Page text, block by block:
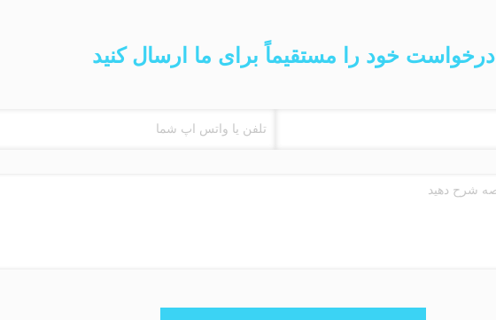
درخواست خود را مستقیماً برای ما ارسال کنید